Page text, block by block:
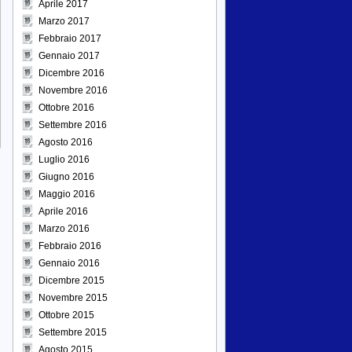
Aprile 2017
Marzo 2017
Febbraio 2017
Gennaio 2017
Dicembre 2016
Novembre 2016
Ottobre 2016
Settembre 2016
Agosto 2016
Luglio 2016
Giugno 2016
Maggio 2016
Aprile 2016
Marzo 2016
Febbraio 2016
Gennaio 2016
Dicembre 2015
Novembre 2015
Ottobre 2015
Settembre 2015
Agosto 2015